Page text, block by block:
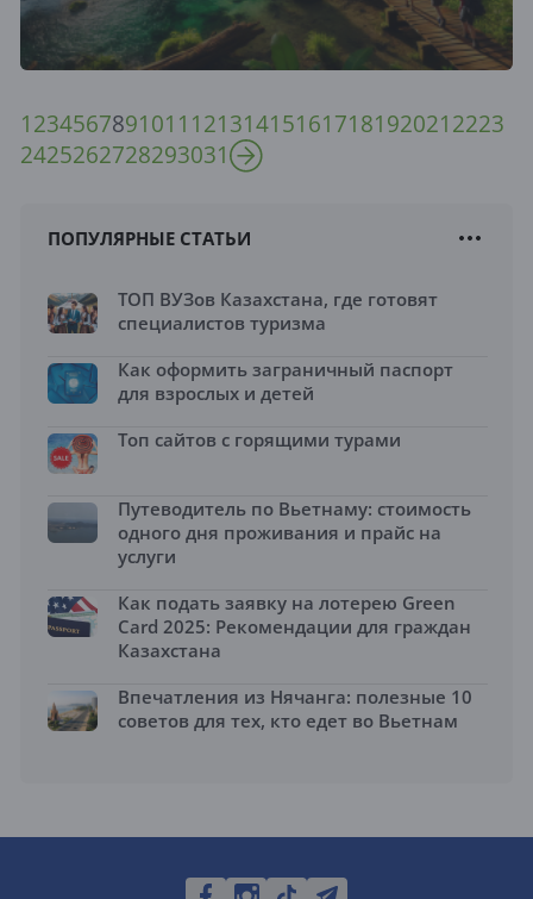
1234567891011 121314151617181920212223
2425262728293031
ПОПУЛЯРНЫЕ СТАТЬИ
ТОП ВУЗов Казахстана, где готовят
специалистов туризма
Как оформить заграничный паспорт
для взрослых и детей
Топ сайтов с горящими турами
Путеводитель по Вьетнаму: стоимость
одного дня проживания и прайс на
услуги
Как подать заявку на лотерею Green
Card 2025: Рекомендации для граждан
Казахстана
Впечатления из Нячанга: полезные 10
советов для тех, кто едет во Вьетнам